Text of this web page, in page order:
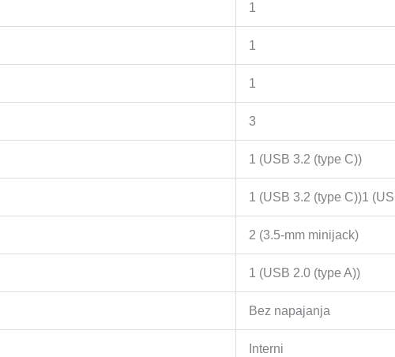
x
1
1
1
3
1 (USB 3.2 (type C))
1 (USB 3.2 (type C))1
2 (3.5-mm minijack)
1 (USB 2.0 (type A))
Bez napajanja
Interni